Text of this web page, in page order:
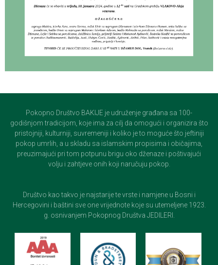
Pokopno Društvo BAKIJE je udruženje građana sa 100-
godišnjom tradicijom, koje ima za cilj da omogući i organizira što
pristojniji, kulturniji, suvremeniji i koliko je to moguće što jeftiniji
pokop umrlih, a u skladu sa islamskim propisima i običajima,
preuzimajući pri tom potpunu brigu oko dženaze i poštivajući
volju i zahtjeve onih koji naručuju pokop.
Društvo kao takvo je najstarije te vrste i namjene u Bosni i
Hercegovini i baštini sve one vrijednote koje su utemeljene 1923.
g. osnivanjem Pokopnog Društva JEDILERI.